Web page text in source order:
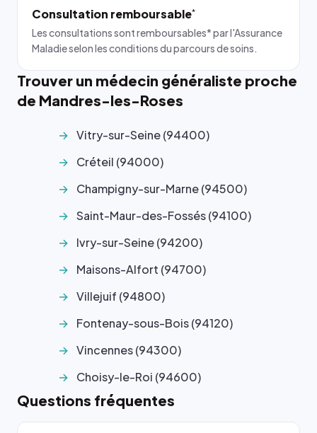
Consultation remboursable*
Les consultations sont remboursables* par l'Assurance
Maladie selon les conditions du parcours de soins.
Trouver un médecin généraliste proche
de Mandres-les-Roses
Vitry-sur-Seine (94400)
Créteil (94000)
Champigny-sur-Marne (94500)
Saint-Maur-des-Fossés (94100)
Ivry-sur-Seine (94200)
Maisons-Alfort (94700)
Villejuif (94800)
Fontenay-sous-Bois (94120)
Vincennes (94300)
Choisy-le-Roi (94600)
Questions fréquentes